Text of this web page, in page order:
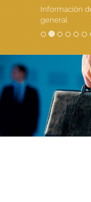
Información
general